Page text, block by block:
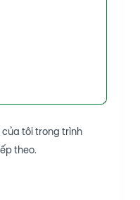
tôi trong trình
theo.